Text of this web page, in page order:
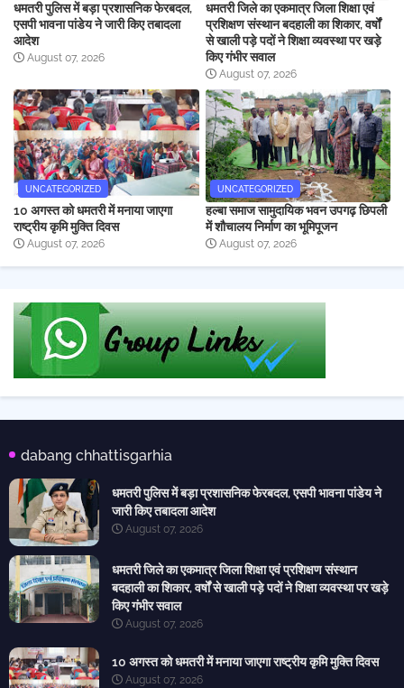
धमतरी पुलिस में बड़ा प्रशासनिक फेरबदल,
एसपी भावना पांडेय ने जारी किए तबादला
आदेश
August 07, 2026
धमतरी जिले का एकमात्र जिला शिक्षा एवं
प्रशिक्षण संस्थान बदहाली का शिकार, वर्षों
से खाली पड़े पदों ने शिक्षा व्यवस्था पर खड़े
किए गंभीर सवाल
August 07, 2026
UNCATEGORIZED
10 अगस्त को धमतरी में मनाया जाएगा
राष्ट्रीय कृमि मुक्ति दिवस
August 07, 2026
UNCATEGORIZED
हल्बा समाज सामुदायिक भवन उपगढ़ छिपली
में शौचालय निर्माण का भूमिपूजन
August 07, 2026
dabang chhattisgarhia
धमतरी पुलिस में बड़ा प्रशासनिक फेरबदल, एसपी भावना पांडेय ने
जारी किए तबादला आदेश
August 07, 2026
धमतरी जिले का एकमात्र जिला शिक्षा एवं प्रशिक्षण संस्थान
बदहाली का शिकार, वर्षों से खाली पड़े पदों ने शिक्षा व्यवस्था पर खड़े
किए गंभीर सवाल
August 07, 2026
10 अगस्त को धमतरी में मनाया जाएगा राष्ट्रीय कृमि मुक्ति दिवस
August 07, 2026